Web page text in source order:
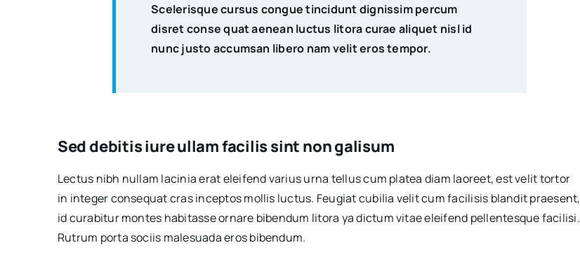
Scelerisque cursus congue tincidunt dignissim percum
disret conse quat aenean luctus litora curae aliquet nisl id
nunc justo accumsan libero nam velit eros tempor.
Sed debitis iure ullam facilis sint non galisum
Lectus nibh nullam lacinia erat eleifend varius urna tellus cum platea diam laoreet, est velit tortor
in integer consequat cras inceptos mollis luctus. Feugiat cubilia velit cum facilisis blandit praesent,
id curabitur montes habitasse ornare bibendum litora ya dictum vitae eleifend pellentesque facilisi.
Rutrum porta sociis malesuada eros bibendum.